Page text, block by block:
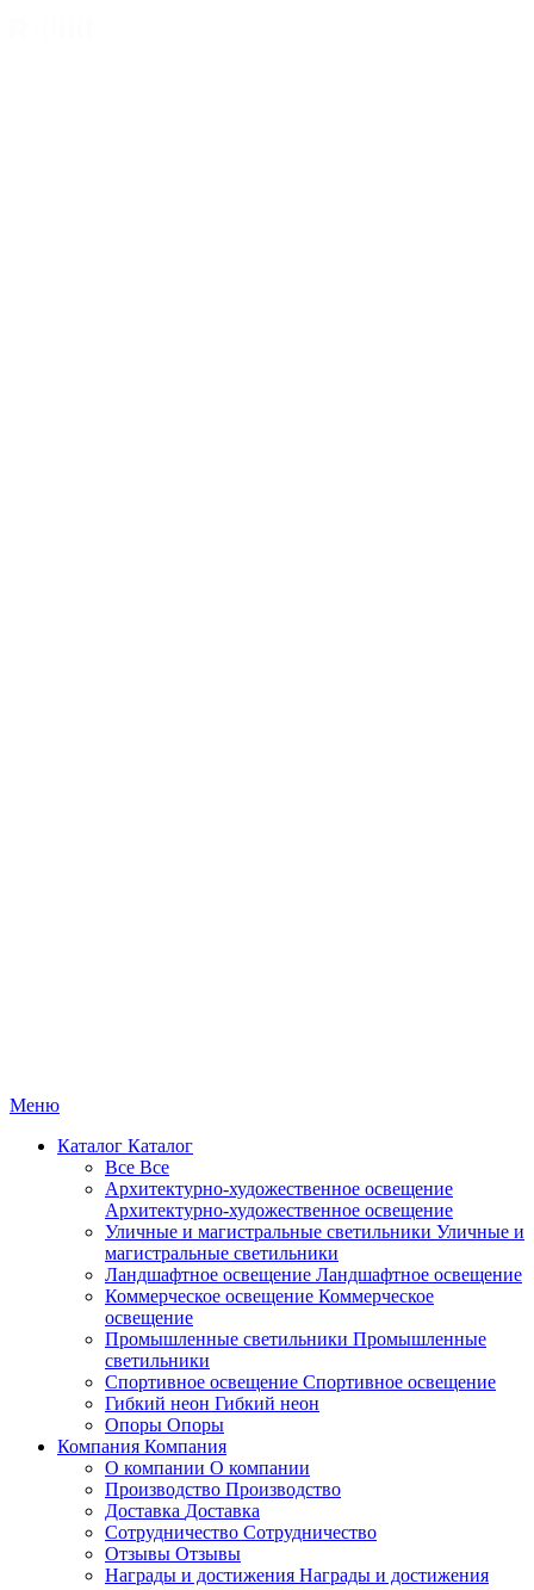
Меню
Каталог Каталог
Все Все
Архитектурно-художественное освещение
Архитектурно-художественное освещение
Уличные и магистральные светильники Уличные и
магистральные светильники
Ландшафтное освещение Ландшафтное освещение
Коммерческое освещение Коммерческое
освещение
Промышленные светильники Промышленные
светильники
Спортивное освещение Спортивное освещение
Гибкий неон Гибкий неон
Опоры Опоры
Компания Компания
О компании О компании
Производство Производство
Доставка Доставка
Сотрудничество Сотрудничество
Отзывы Отзывы
Награды и достижения Награды и достижения